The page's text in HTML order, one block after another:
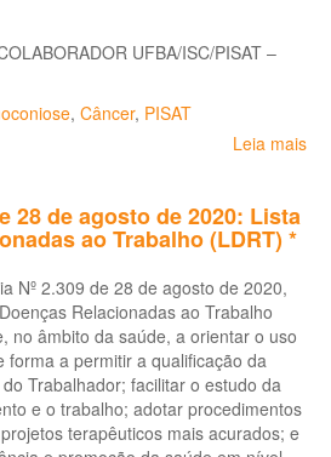
UFBA/ISC/PISAT –
, Câncer, PISAT
Leia mais
28 de agosto de 2020: Lista
ao Trabalho (LDRT) *
Nº 2.309 de 28 de agosto de 2020,
Relacionadas ao Trabalho
no âmbito da saúde, a orientar o uso
forma a permitir a qualificação da
Trabalhador; facilitar o estudo da
e o trabalho; adotar procedimentos
terapêuticos mais acurados; e